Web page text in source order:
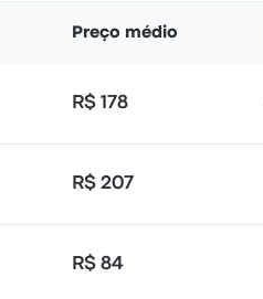
Preço médio
R$ 178
R$ 207
R$ 84